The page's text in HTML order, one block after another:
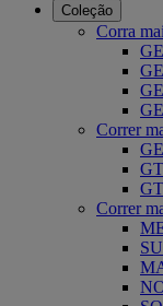
Coleção
Corra
Correr
Correr